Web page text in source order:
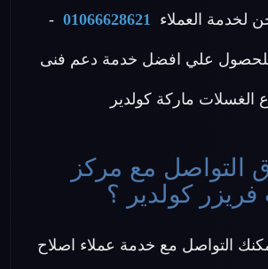
لخدمة العملاء 01066628621
-
علي افضل خدمة دعم فنى
الغسلات ماركة كولدير
مع مركز
فريزر كولدير ؟
التواصل مع خدمة عملاء اصلاح